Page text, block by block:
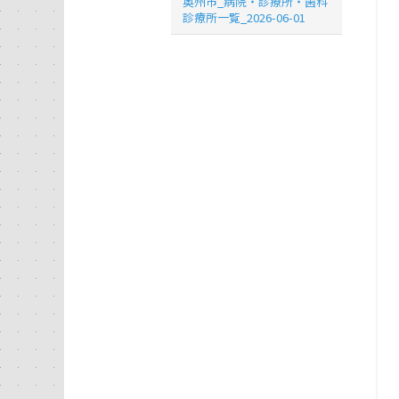
診療所一覧_2026-06-01